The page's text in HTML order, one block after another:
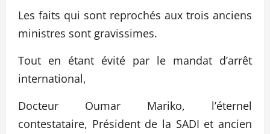
Les faits qui sont reprochés aux trois anciens
ministres sont gravissimes.
Tout en étant évité par le mandat d’arrêt
international,
Docteur Oumar Mariko, l’éternel
contestataire, Président de la SADI et ancien